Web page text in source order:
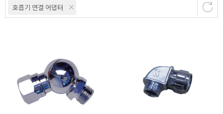
호흡기 연결 어댑터